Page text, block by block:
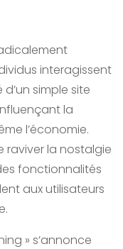
interagissent
simple site
la
l’économie.
raviver la nostalgie
fonctionnalités
aux utilisateurs
» s’annonce